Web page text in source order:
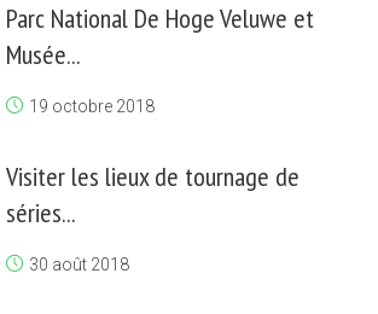
Parc National De Hoge Veluwe et
Musée...
19 octobre 2018
Visiter les lieux de tournage de
séries...
30 août 2018